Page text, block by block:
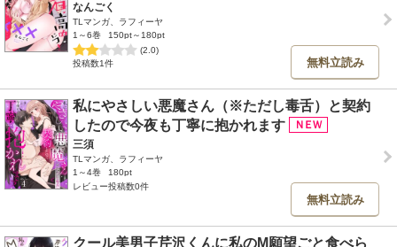
なんごく
TLマンガ、ラフィーヤ
1～6巻
150pt～180pt
(2.0)
投稿数1件
無料立読み
私にやさしい悪魔さん（※ただし毒舌）と契約
したので今夜も丁寧に抱かれます
三須
TLマンガ、ラフィーヤ
1～4巻
180pt
レビュー投稿数0件
無料立読み
クール美男子芹沢くんに私のM願望ごと食べら